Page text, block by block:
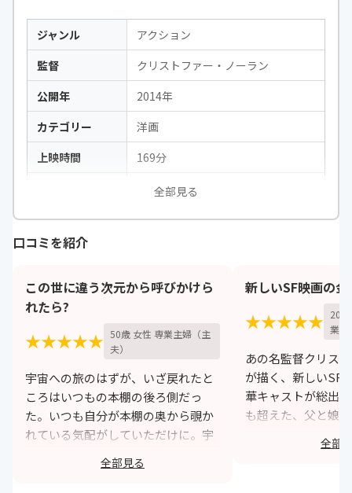
ジャンル
アクション
監督
クリストファー・ノーラン
公開年
2014年
カテゴリー
洋画
上映時間
169分
マシュー・マコノヒー、アン・ハサ
か
全部見る
口コミを紹介
この世に違う次元から呼びかけら
れたら?
★★★★★ 50歳 女性 専業主婦（主
夫）
宇宙への旅のはずが、いざ戻れたと
ころはいつもの本棚の後ろ側だっ
た。いつも自分が本棚の奥から覗か
れている気配がしていただけに。宇
宙から戻ると本棚の無効に見える娘
にいくら呼びかけても通じない。こ
全部見る
新しいSF映画の
★★★★★ 20
業
あの名監督クリス
が描く、新しいSF
華キャストが総出
も超えた、父と娘
する普遍的な愛を
のシーンで感動の
全部